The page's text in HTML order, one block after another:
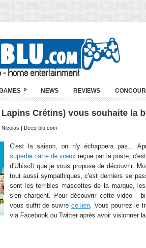
» NEWS REVIEWS
Crétins) vous souhaite la
Nicolas | Deep-blu.com
C'est la saison, on n'y échappera pas...
superbe carte de vœux reçue par la poste,
d'Ubisoft que je vous propose de découvrir.
tout aussi sympathiques, c'est derniers se
sont les terribles mascottes de la marque,
s'en chargent. Pour découvrir cette vidéo -
vous suffit de suivre ce lien. Vous pourrez le
via Facebook ou Twitter après avoir visionner